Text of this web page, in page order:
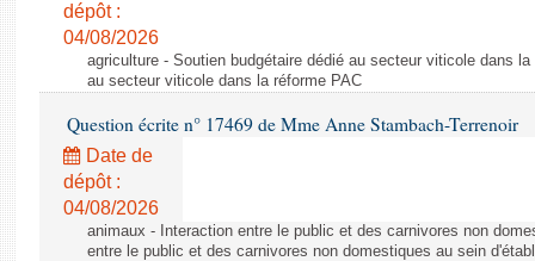
dépôt :
04/08/2026
agriculture - Soutien budgétaire dédié au secteur viticole dans
au secteur viticole dans la réforme PAC
Question écrite n° 17469 de Mme Anne Stambach-Terrenoir
Date de
dépôt :
04/08/2026
animaux - Interaction entre le public et des carnivores non
entre le public et des carnivores non domestiques au sein